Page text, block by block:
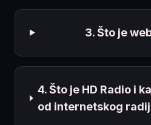
3. Što je
4. Što je HD Radio i
od internetskog